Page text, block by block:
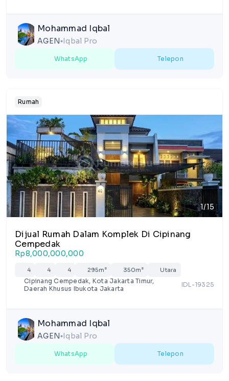
Mohammad Iqbal
AGEN lens Iqbal Pro
WhatsApp Telepon
Rumah
1/15
Dijual Rumah Dalam Komplek Di Cipinang
Cempedak
Rp8,000,000,000
4 4 4 295m² 350m² Utara
Cipinang Cempedak, Kota Jakarta Timur,
Daerah Khusus Ibukota Jakarta
IDL-19325
Mohammad Iqbal
AGEN lens Iqbal Pro
WhatsApp Telepon